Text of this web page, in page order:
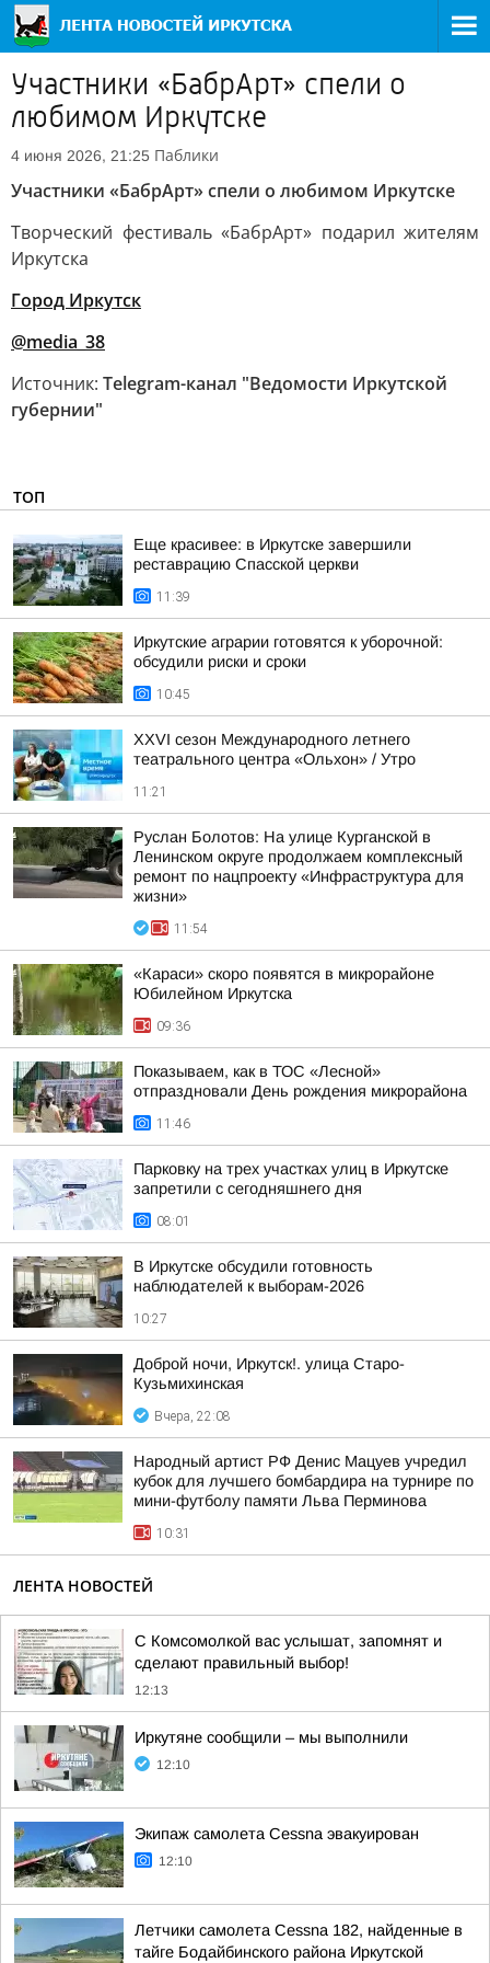
Участники «БабрАрт» спели о
любимом Иркутске
4 июня 2026, 21:25 Паблики
Участники «БабрАрт» спели о любимом Иркутске
Творческий фестиваль «БабрАрт» подарил жителям
Иркутска
Город Иркутск
@media_38
Источник: Telegram-канал "Ведомости Иркутской
губернии"
ТОП
Еще красивее: в Иркутске завершили
реставрацию Спасской церкви
11:39
Иркутские аграрии готовятся к уборочной:
обсудили риски и сроки
10:45
XXVI сезон Международного летнего
театрального центра «Ольхон» / Утро
11:21
Руслан Болотов: На улице Курганской в
Ленинском округе продолжаем комплексный
ремонт по нацпроекту «Инфраструктура для
жизни»
11:54
«Караси» скоро появятся в микрорайоне
Юбилейном Иркутска
09:36
Показываем, как в ТОС «Лесной»
отпраздновали День рождения микрорайона
11:46
Парковку на трех участках улиц в Иркутске
запретили с сегодняшнего дня
08:01
В Иркутске обсудили готовность
наблюдателей к выборам-2026
10:27
Доброй ночи, Иркутск!. улица Старо-
Кузьмихинская
Вчера, 22:08
Народный артист РФ Денис Мацуев учредил
кубок для лучшего бомбардира на турнире по
мини-футболу памяти Льва Перминова
10:31
ЛЕНТА НОВОСТЕЙ
С Комсомолкой вас услышат, запомнят и
сделают правильный выбор!
12:13
Иркутяне сообщили – мы выполнили
12:10
Экипаж самолета Cessna эвакуирован
12:10
Летчики самолета Cessna 182, найденные в
тайге Бодайбинского района Иркутской